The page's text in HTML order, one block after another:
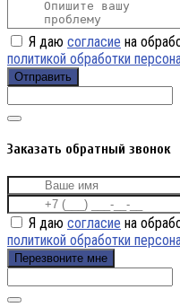
Я даю согласие на
политикой обработки
Отправить
Заказать обратный звонок
Я даю согласие на
политикой обработки
Перезвоните мне